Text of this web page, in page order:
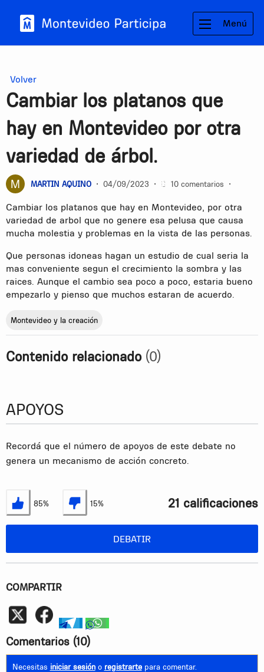
Menú
Volver
Cambiar los platanos que
hay en Montevideo por otra
variedad de árbol.
MARTIN AQUINO • 04/09/2023 • 10 comentarios •
Cambiar los platanos que hay en Montevideo, por otra
variedad de arbol que no genere esa pelusa que causa
mucha molestia y problemas en la vista de las personas.
Que personas idoneas hagan un estudio de cual seria la
mas conveniente segun el crecimiento la sombra y las
raices. Aunque el cambio sea poco a poco, estaria bueno
empezarlo y pienso que muchos estaran de acuerdo.
Montevideo y la creación
Contenido relacionado (0)
APOYOS
Recordá que el número de apoyos de este debate no
genera un mecanismo de acción concreto.
Estoy de acuerdo
85%
No estoy de acuerdo
15% 21 calificaciones
DEBATIR
COMPARTIR
telegramwhatsapp
Comentarios (10)
Necesitas iniciar sesióno registrartepara comentar.